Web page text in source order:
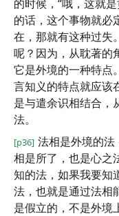
的时候，“哦，这就
的话，这个事物就必
在，那就有这种过失
呢？因为，从耽著的
它是外境的一种特点
言知义的特点就应该
是与遣余识相结合，
法。
[p36] 法相是外境的法
相是所了，也是心之
知的法，如果我要知
法，也就是通过法相
是假立的，不是外境